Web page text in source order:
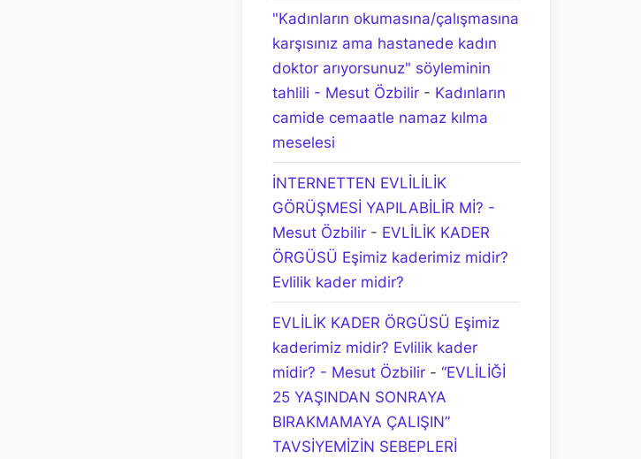
"Kadınların okumasına/çalışmasına
karşısınız ama hastanede kadın
doktor arıyorsunuz" söyleminin
tahlili - Mesut Özbilir - Kadınların
camide cemaatle namaz kılma
meselesi
İNTERNETTEN EVLİLİLİK
GÖRÜŞMESİ YAPILABİLİR Mİ? -
Mesut Özbilir - EVLİLİK KADER
ÖRGÜSÜ Eşimiz kaderimiz midir?
Evlilik kader midir?
EVLİLİK KADER ÖRGÜSÜ Eşimiz
kaderimiz midir? Evlilik kader
midir? - Mesut Özbilir - “EVLİLİĞİ
25 YAŞINDAN SONRAYA
BIRAKMAMAYA ÇALIŞIN”
TAVSİYEMİZİN SEBEPLERİ